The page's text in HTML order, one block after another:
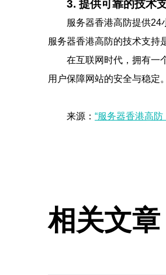
3. 提供可靠的技术
服务器香港高防提供24
服务器香港高防的技术支持
在互联网时代，拥有一
用户保障网站的安全与稳定
来源： “服务器香港高
相关文章